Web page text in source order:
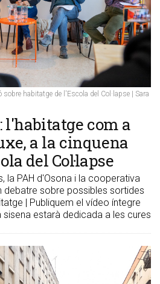
habitatge de l'Escola del Col·lapse | Sara
l'habitatge com a
a la cinquena
del Col·lapse
la PAH d'Osona i la cooperativa
debatre sobre possibles sortides
| Publiquem el vídeo íntegre
sisena estarà dedicada a les cures